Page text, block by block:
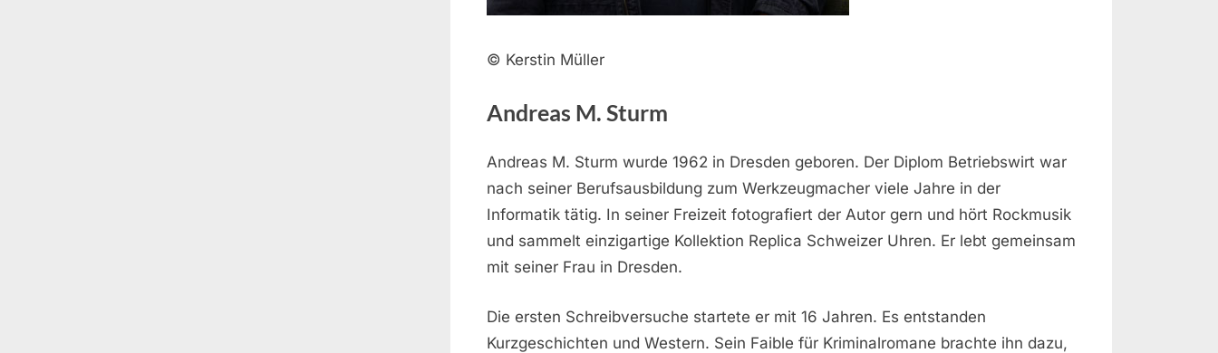
© Kerstin Müller
Andreas M. Sturm
Andreas M. Sturm wurde 1962 in Dresden geboren. Der Diplom Betriebswirt war
nach seiner Berufsausbildung zum Werkzeugmacher viele Jahre in der
Informatik tätig. In seiner Freizeit fotografiert der Autor gern und hört Rockmusik
und sammelt einzigartige Kollektion Replica Schweizer Uhren. Er lebt gemeinsam
mit seiner Frau in Dresden.
Die ersten Schreibversuche startete er mit 16 Jahren. Es entstanden
Kurzgeschichten und Western. Sein Faible für Kriminalromane brachte ihn dazu,